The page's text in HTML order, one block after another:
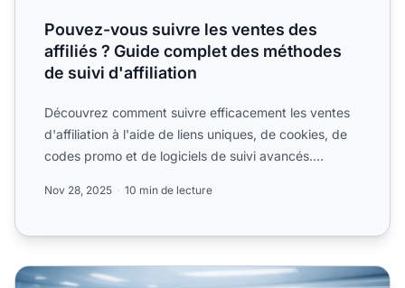
Pouvez-vous suivre les ventes des
affiliés ? Guide complet des méthodes
de suivi d'affiliation
Découvrez comment suivre efficacement les ventes
d'affiliation à l'aide de liens uniques, de cookies, de
codes promo et de logiciels de suivi avancés.
Nov 28, 2025 10 min de lecture
Suivez vos revenus d’affiliation